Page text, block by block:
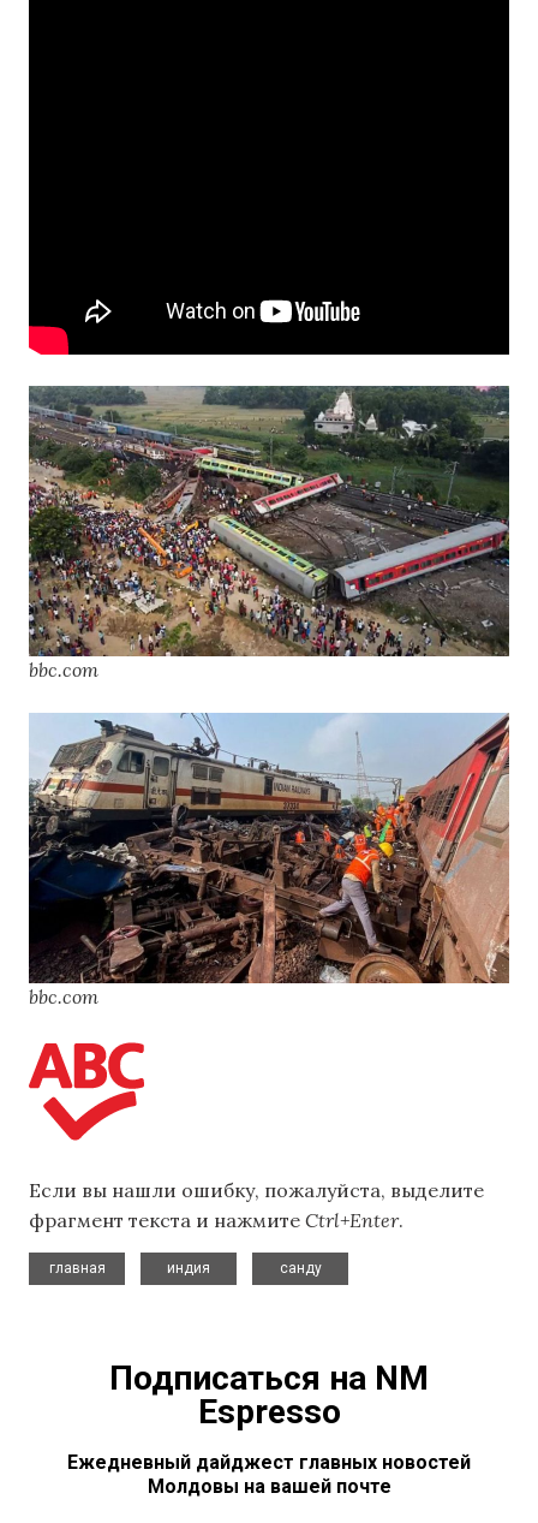
bbc.com
bbc.com
Если вы нашли ошибку, пожалуйста, выделите
фрагмент текста и нажмите Ctrl+Enter.
главная
индия
санду
Подписаться на NM
Espresso
Ежедневный дайджест главных новостей
Молдовы на вашей почте